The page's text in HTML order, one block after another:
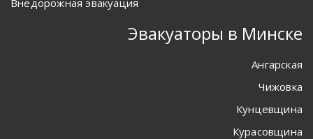
Эвакуаторы в Минске
Ангарская
Чижовка
Кунцевщина
Курасовщина